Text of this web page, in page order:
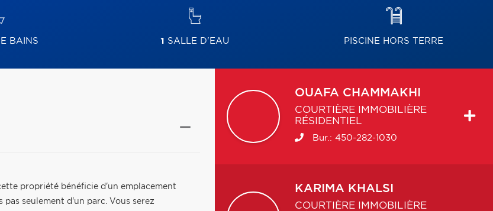
BAINS 1 SALLE D'EAU PISCINE HORS TERRE
propriété bénéficie d'un emplacement
seulement d'un parc. Vous serez
OUAFA CHAMMAKHI
COURTIÈRE IMMOBILIÈRE
RÉSIDENTIEL
Bur.: 450-282-1030
KARIMA KHALSI
COURTIÈRE IMMOBILIÈRE